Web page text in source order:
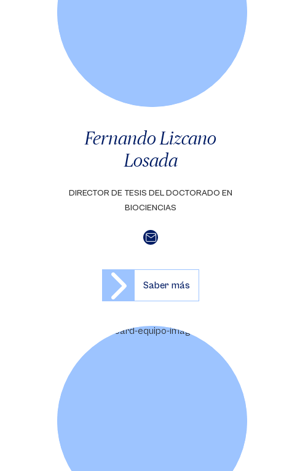
Fernando Lizcano
Losada
DIRECTOR DE TESIS DEL DOCTORADO EN
BIOCIENCIAS
Saber más